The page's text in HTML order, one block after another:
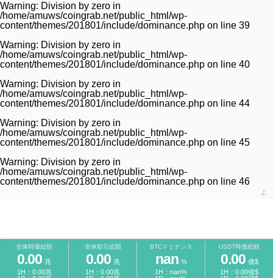
Warning: Division by zero in
/home/amuws/coingrab.net/public_html/wp-
content/themes/201801/include/dominance.php on line 39
Warning: Division by zero in
/home/amuws/coingrab.net/public_html/wp-
content/themes/201801/include/dominance.php on line 40
Warning: Division by zero in
/home/amuws/coingrab.net/public_html/wp-
content/themes/201801/include/dominance.php on line 44
Warning: Division by zero in
/home/amuws/coingrab.net/public_html/wp-
content/themes/201801/include/dominance.php on line 45
Warning: Division by zero in
/home/amuws/coingrab.net/public_html/wp-
content/themes/201801/include/dominance.php on line 46
よ
全体時価総額 全体取引総額 BTCドミナンス USDT時価総額
0.00 兆
1H：0.00兆
0.00 兆
1H：0.00兆
nan %
1H：nan%
0.00 億$
1H：0.00億$